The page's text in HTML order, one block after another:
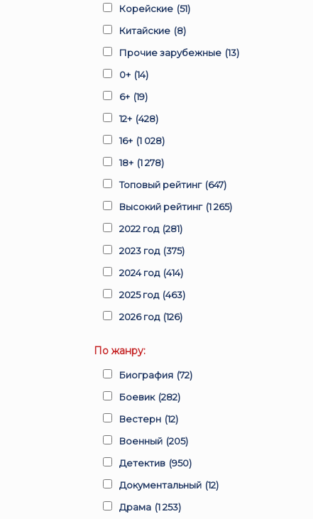
Корейские (51)
Китайские (8)
Прочие зарубежные (13)
0+ (14)
6+ (19)
12+ (428)
16+ (1 028)
18+ (1 278)
Топовый рейтинг (647)
Высокий рейтинг (1 265)
2022 год (281)
2023 год (375)
2024 год (414)
2025 год (463)
2026 год (126)
По жанру:
Биография (72)
Боевик (282)
Вестерн (12)
Военный (205)
Детектив (950)
Документальный (12)
Драма (1 253)